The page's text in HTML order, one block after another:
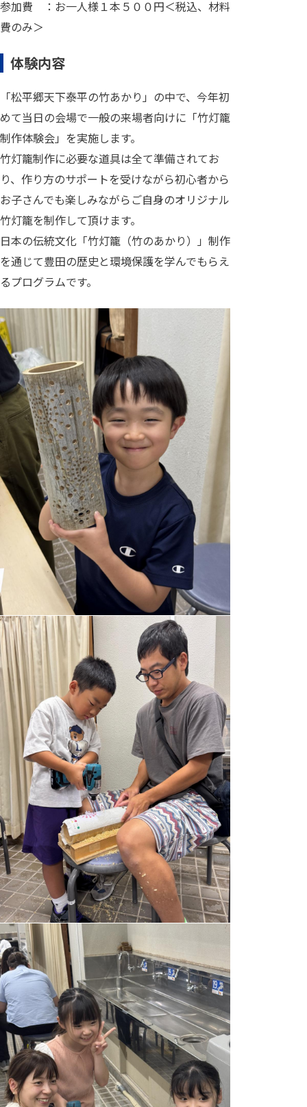
一人様１本まで）
参加費 ：お一人様１本５００円＜税込、材料
費のみ＞
体験内容
「松平郷天下泰平の竹あかり」の中で、今年初
めて当日の会場で一般の来場者向けに「竹灯籠
制作体験会」を実施します。
竹灯籠制作に必要な道具は全て準備されてお
り、作り方のサポートを受けながら初心者から
お子さんでも楽しみながらご自身のオリジナル
竹灯籠を制作して頂けます。
日本の伝統文化「竹灯籠（竹のあかり）」制作
を通じて豊田の歴史と環境保護を学んでもらえ
るプログラムです。